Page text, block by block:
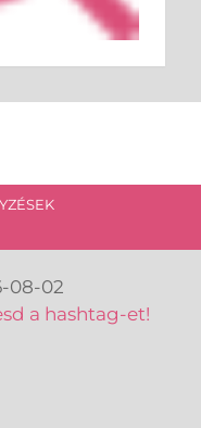
08-02
a hashtag-et!